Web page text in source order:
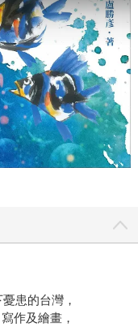
患的台灣，
作及繪畫，